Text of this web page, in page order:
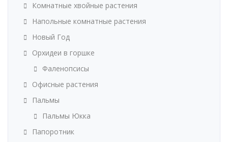
Комнатные хвойные растения
Напольные комнатные растения
Новый Год
Орхидеи в горшке
Фаленопсисы
Офисные растения
Пальмы
Пальмы Юкка
Папоротник